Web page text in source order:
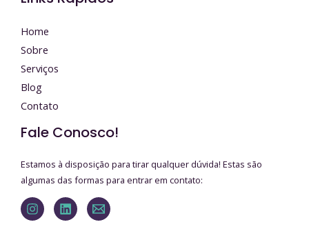
Home
Sobre
Serviços
Blog
Contato
Fale Conosco!
Estamos à disposição para tirar qualquer dúvida! Estas são
algumas das formas para entrar em contato: